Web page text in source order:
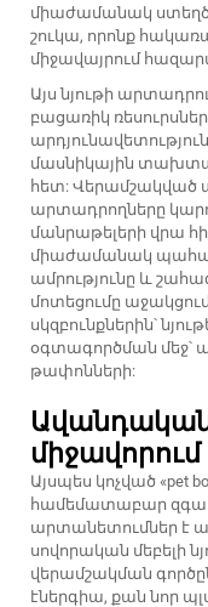
միաժամանակ
շուկա, որոնք
միջավայրում
Այս նյութի
բացառիկ
մասնիկային
հետ: Վերամշակված
արտադրողները
մանրաթելերի վրա
միաժամանակ
ամրությունը և
մոտեցումը
սկզբունքներին՝
օգտագործման մեջ՝
թափոնների:
Ավանդական
միջավորում
Այսպես կոչված «pet
համեմատաբար
արտանետումներ է
սովորական մեբելի
վերամշակման
էներգիա, քան նոր